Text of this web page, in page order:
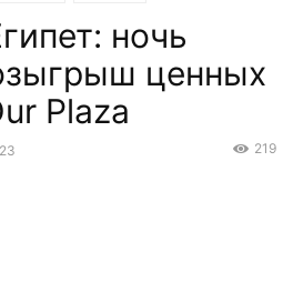
ночь
ценных
Plaza
219